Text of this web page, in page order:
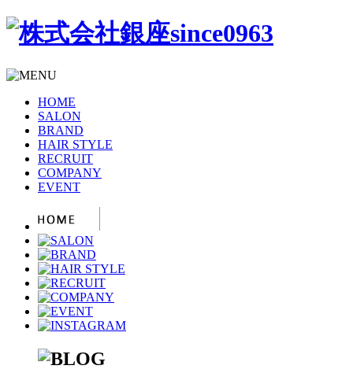
HOME
SALON
BRAND
HAIR STYLE
RECRUIT
COMPANY
EVENT